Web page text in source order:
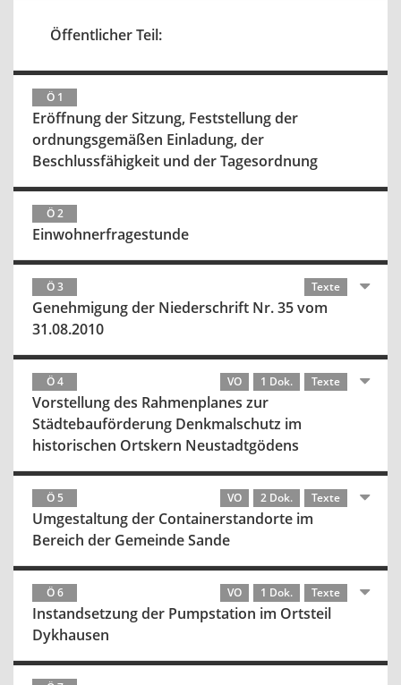
Öffentlicher Teil:
Ö 1
Eröffnung der Sitzung, Feststellung der
ordnungsgemäßen Einladung, der
Beschlussfähigkeit und der Tagesordnung
Ö 2
Einwohnerfragestunde
Ö 3 Texte
Genehmigung der Niederschrift Nr. 35 vom
31.08.2010
Ö 4 VO 1 Dok. Texte
Vorstellung des Rahmenplanes zur
Städtebauförderung Denkmalschutz im
historischen Ortskern Neustadtgödens
Ö 5 VO 2 Dok. Texte
Umgestaltung der Containerstandorte im
Bereich der Gemeinde Sande
Ö 6 VO 1 Dok. Texte
Instandsetzung der Pumpstation im Ortsteil
Dykhausen